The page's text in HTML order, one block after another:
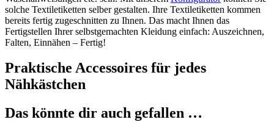
solche Textiletiketten selber gestalten. Ihre Textiletiketten kommen
bereits fertig zugeschnitten zu Ihnen. Das macht Ihnen das
Fertigstellen Ihrer selbstgemachten Kleidung einfach: Auszeichnen,
Falten, Einnähen – Fertig!
Praktische Accessoires für jedes
Nähkästchen
Das könnte dir auch gefallen …